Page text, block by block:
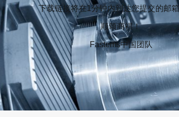
下载链接将在1分钟内到达您提交的邮箱
顺颂商祺！
Fastems中国团队